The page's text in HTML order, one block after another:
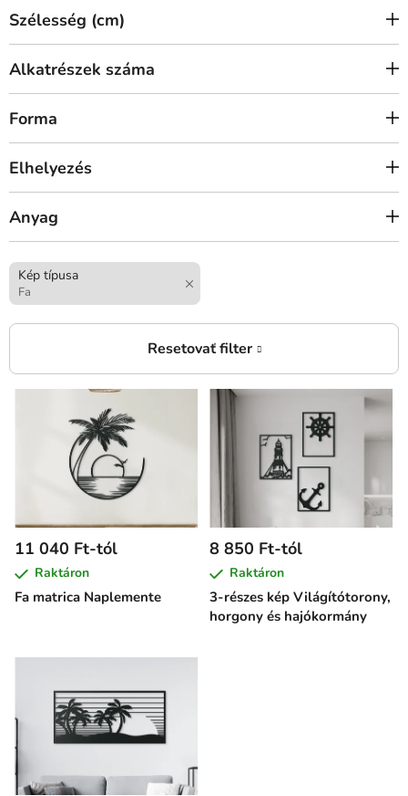
Szélesség (cm)
Alkatrészek száma
Forma
Elhelyezés
Anyag
Kép típusa
Fa
T
e
k
l
t
a
Fa matrica Naplemente
11 040 Ft-tól
Raktáron
3-részes kép Világítótorony,
horgony és hajókormány
8 850 Ft-tól
Raktáron